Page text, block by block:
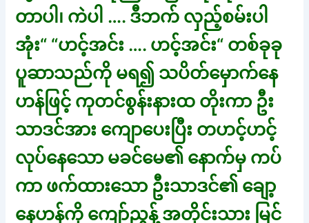
တာပါ၊ ကဲပါ …. ဒီဘက် လှည့်စမ်းပါ
အုံး“ “ဟင့်အင်း …. ဟင့်အင်း“ တစ်ခုခု
ပူဆာသည်ကို မရ၍ သပိတ်မှောက်နေ
ဟန်ဖြင့် ကုတင်စွန်းနားထ တိုးကာ ဦး
သာဒင်အား ကျောပေးပြီး တဟင့်ဟင့်
လုပ်နေသော မခင်မေ၏ နောက်မှ ကပ်
ကာ ဖက်ထားသော ဦးသာဒင်၏ ချော့
နေဟန်ကို ကျော်ညွန့် အတိုင်းသား မြင်